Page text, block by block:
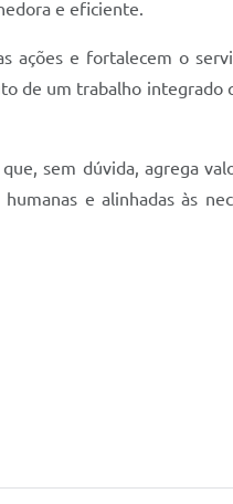
e eficiente.
ações e fortalecem o
de um trabalho integrado
sem dúvida, agrega
e alinhadas às